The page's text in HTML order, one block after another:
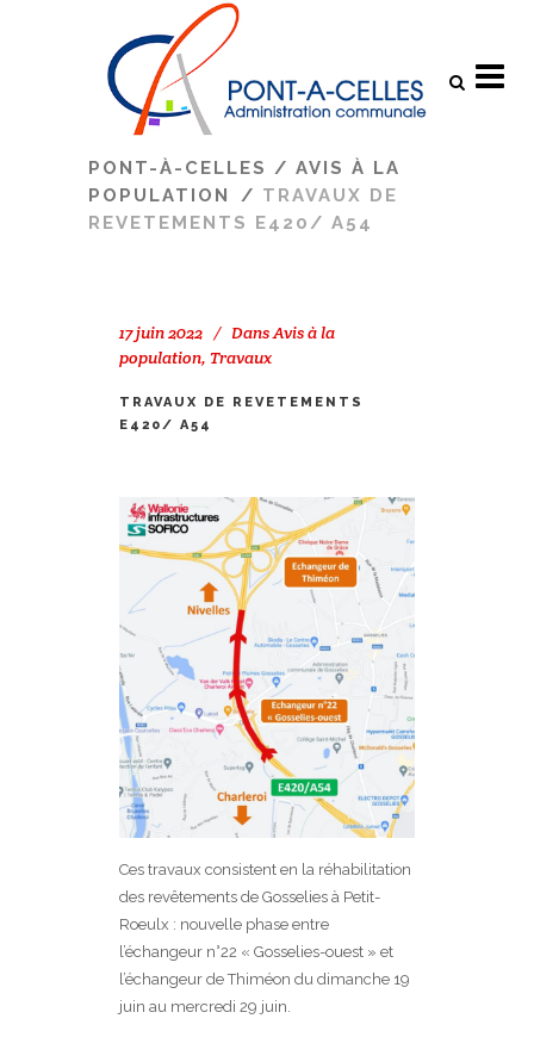
PONT-À-CELLES / AVIS À LA
POPULATION
/ TRAVAUX DE
REVETEMENTS E420/ A54
17 juin 2022 DansAvis à la
population, Travaux
TRAVAUX DE REVETEMENTS
E420/ A54
Ces travaux consistent en la réhabilitation
des revêtements de Gosselies à Petit-
Roeulx : nouvelle phase entre
l’échangeur n°22 « Gosselies-ouest » et
l’échangeur de Thiméon du dimanche 19
juin au mercredi 29 juin.